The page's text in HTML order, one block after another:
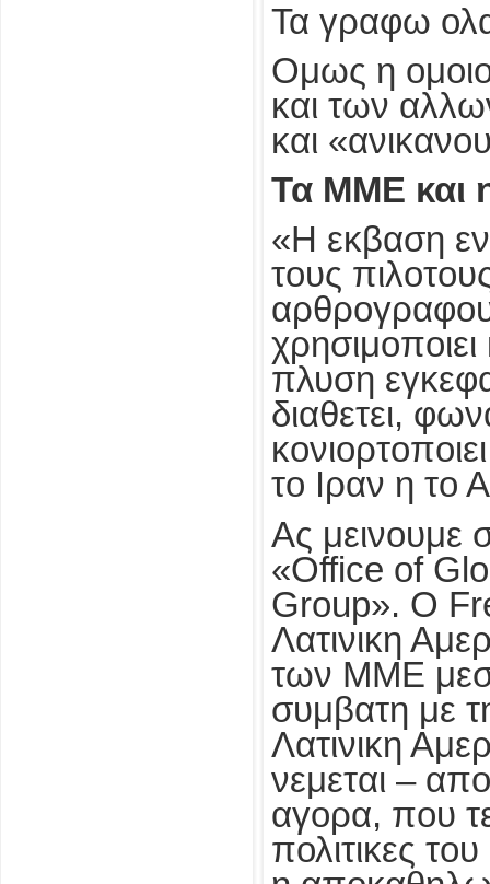
Τα γραφω ολα
Ομως η
και των
και
Τα ΜΜΕ και
«Η εκβαση
τους
πλυση
διαθετει,
το Ιραν η το
Ας μεινουμε
«Office of
Group». Ο
Λατινικη
των ΜΜΕ μεσω
συμβατη με
Λατινικη
νεμεται –
αγορα, που
πολιτικες